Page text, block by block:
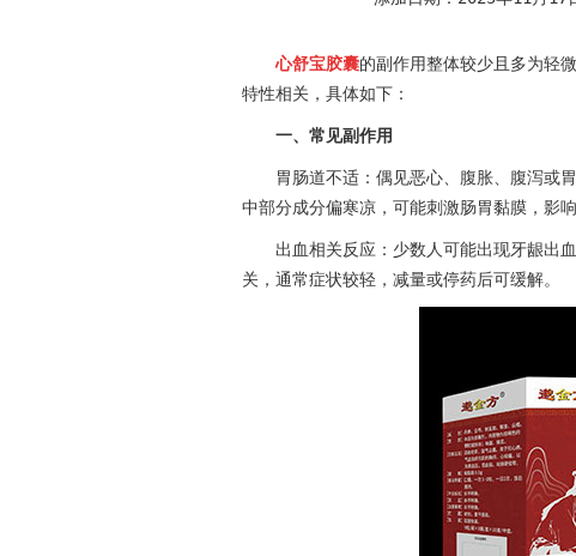
心舒宝胶囊的副作用整体较少且多为轻
特性相关，具体如下：
一、常见副作用
胃肠道不适：偶见恶心、腹胀、腹泻或
中部分成分偏寒凉，可能刺激肠胃黏膜，影响
出血相关反应：少数人可能出现牙龈出
关，通常症状较轻，减量或停药后可缓解。